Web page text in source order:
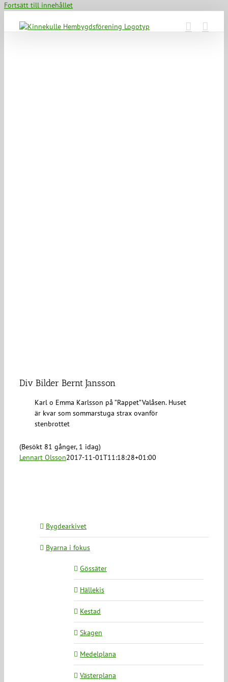
Fortsätt till innehållet
Div Bilder Bernt Jansson
Karl o Emma Karlsson på ”Rappet”Valåsen. Huset
är kvar som sommarstuga strax ovanför
stenbrottet
(Besökt 81 gånger, 1 idag)
Lennart Olsson2017-11-01T11:18:28+01:00
Bygdearkivet
Byarna i fokus
Gössäter
Hällekis
Kestad
Skagen
Medelplana
Västerplana